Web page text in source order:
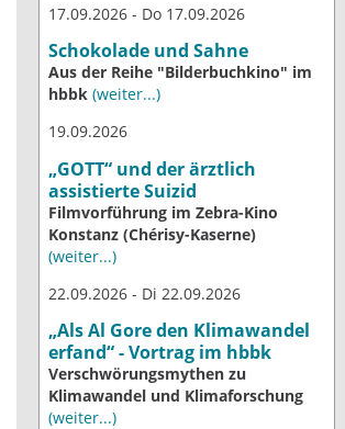
17.09.2026 - Do 17.09.2026
Schokolade und Sahne
Aus der Reihe "Bilderbuchkino" im
hbbk(weiter...)
19.09.2026
„GOTT“ und der ärztlich
assistierte Suizid
Filmvorführung im Zebra-Kino
Konstanz (Chérisy-Kaserne)
(weiter...)
22.09.2026 - Di 22.09.2026
„Als Al Gore den Klimawandel
erfand“ - Vortrag im hbbk
Verschwörungsmythen zu
Klimawandel und Klimaforschung
(weiter...)